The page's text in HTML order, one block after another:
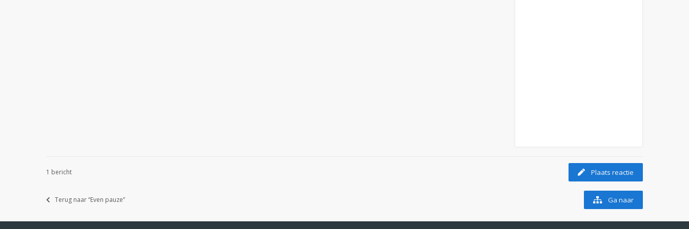
1 bericht Plaats reactie
Terug naar “Even pauze” Ga naar